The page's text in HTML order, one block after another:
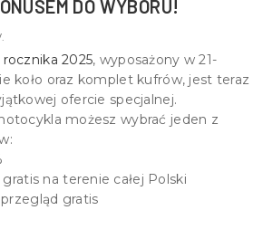
DO WYBORU!
2025, wyposażony w21-
koło oraz komplet kufrów, jest teraz
ofercie specjalnej.
możesz wybrać jeden z
na terenie całej Polski
gratis